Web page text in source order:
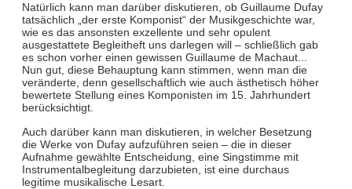
Natürlich kann man darüber diskutieren, ob Guillaume Dufay
tatsächlich „der erste Komponist“ der Musikgeschichte war,
wie es das ansonsten exzellente und sehr opulent
ausgestattete Begleitheft uns darlegen will – schließlich gab
es schon vorher einen gewissen Guillaume de Machaut...
Nun gut, diese Behauptung kann stimmen, wenn man die
veränderte, denn gesellschaftlich wie auch ästhetisch höher
bewertete Stellung eines Komponisten im 15. Jahrhundert
berücksichtigt.
Auch darüber kann man diskutieren, in welcher Besetzung
die Werke von Dufay aufzuführen seien – die in dieser
Aufnahme gewählte Entscheidung, eine Singstimme mit
Instrumentalbegleitung darzubieten, ist eine durchaus
legitime musikalische Lesart.